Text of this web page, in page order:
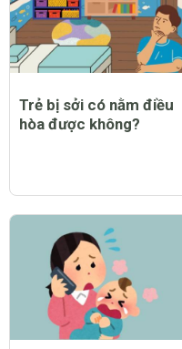
Trẻ bị sởi có nằm điều
hòa được không?